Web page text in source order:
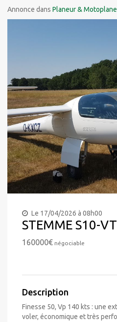
Annonce dans Planeur &
Le 17/04/2026 à 08h00
STEMME S10-VT
160000€ négociable
Description
Finesse 50, Vp 140 kts : une
voler, économique et très